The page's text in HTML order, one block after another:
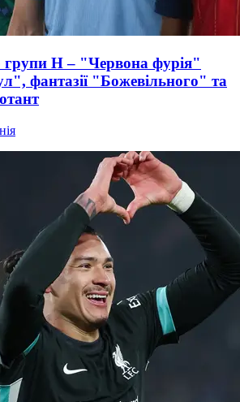
Н – "Червона фурія"
фантазії "Божевільного" та